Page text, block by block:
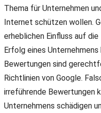
Thema für Unternehmen
Internet schützen wollen.
erheblichen Einfluss auf
Erfolg eines
Bewertungen sind
Richtlinien von Google.
irreführende Bewertungen
Unternehmens schädigen